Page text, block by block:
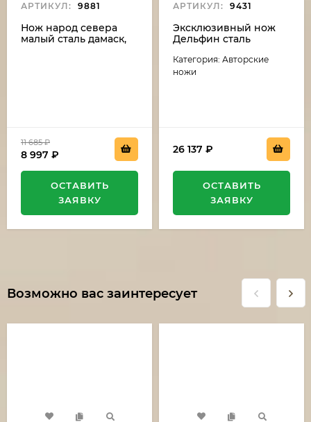
АРТИКУЛ: 9881
Нож народ севера
малый сталь дамаск,
11 685₽
8 997 ₽
ОСТАВИТЬ
ЗАЯВКУ
АРТИКУЛ: 9431
Эксклюзивный нож
Дельфин сталь
(никелирование),
рукоять резная,
Категория: Авторские
ножи
26 137 ₽
ОСТАВИТЬ
ЗАЯВКУ
Возможно вас заинтересует